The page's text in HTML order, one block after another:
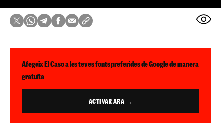
Afegeix El Caso a les teves fonts preferides de Google de manera
gratuïta
ACTIVAR ARA →